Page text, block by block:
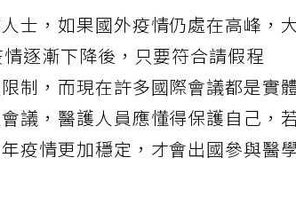
士，如果國外疫情仍處在高峰，
逐漸下降後，只要符合請假程
制，而現在許多國際會議都是實
議，醫護人員應懂得保護自己，
疫情更加穩定，才會出國參與醫